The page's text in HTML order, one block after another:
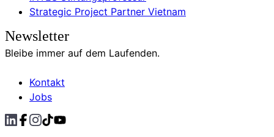
Strategic Project Partner Vietnam
Newsletter
Bleibe immer auf dem Laufenden.
Kontakt
Jobs